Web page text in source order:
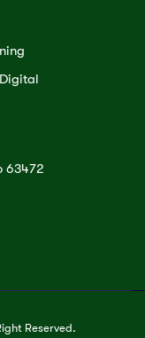
63472
Reserved.